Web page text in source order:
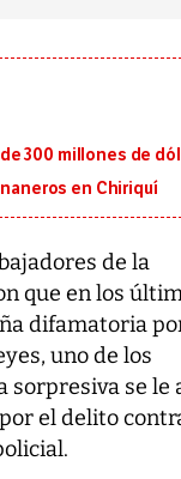
300 millones de
en Chiriquí
de la
que en los
difamatoria
uno de los
sorpresiva se le
el delito
y escuetas
...